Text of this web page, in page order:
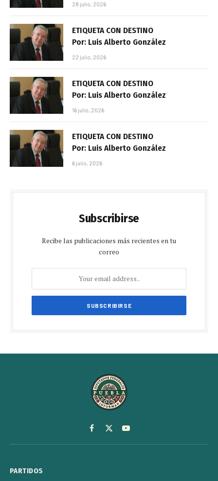
28 julio, 2026
ETIQUETA CON DESTINO
Por: Luis Alberto González
22 julio, 2026
ETIQUETA CON DESTINO
Por: Luis Alberto González
16 julio, 2026
ETIQUETA CON DESTINO
Por: Luis Alberto González
6 julio, 2026
Subscribirse
Recibe las publicaciones más recientes en tu
correo
Facebook
X
(Twitter)
YouTube
PARTIDOS